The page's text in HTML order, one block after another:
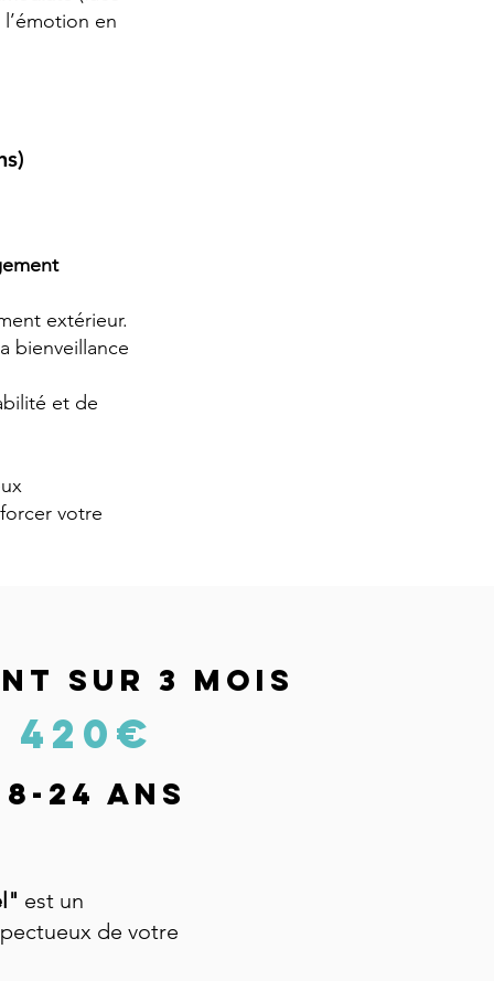
en
extérieur.
bienveillance
et de
votre
SUR 3 MOIS
24 ans
est un
de votre